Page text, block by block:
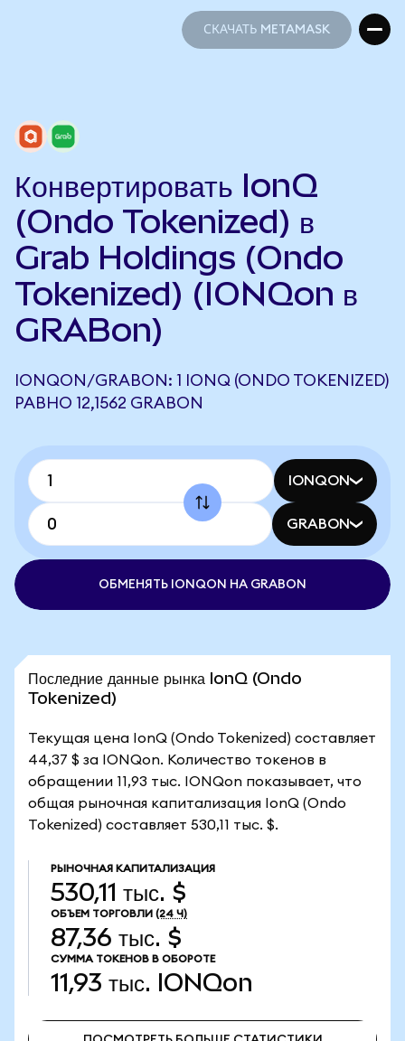
СКАЧАТЬ METAMASK
Конвертировать IonQ
(Ondo Tokenized) в
Grab Holdings (Ondo
Tokenized) (IONQon в
GRABon)
IONQON/GRABON: 1 IONQ (ONDO TOKENIZED)
РАВНО 12,1562 GRABON
IONQON
GRABON
ОБМЕНЯТЬ IONQON НА GRABON
Последние данные рынка IonQ (Ondo
Tokenized)
Текущая цена IonQ (Ondo Tokenized) составляет
44,37 $ за IONQon. Количество токенов в
обращении 11,93 тыс. IONQon показывает, что
общая рыночная капитализация IonQ (Ondo
Tokenized) составляет 530,11 тыс. $.
РЫНОЧНАЯ КАПИТАЛИЗАЦИЯ
530,11 тыс. $
ОБЪЕМ ТОРГОВЛИ (24 Ч)
87,36 тыс. $
СУММА ТОКЕНОВ В ОБОРОТЕ
11,93 тыс. IONQon